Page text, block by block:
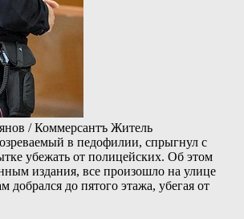
/ Коммерсантъ Житель
в педофилии, спрыгнул с
убежать от полицейских. Об этом
издания, все произошло на улице
до пятого этажа, убегая от